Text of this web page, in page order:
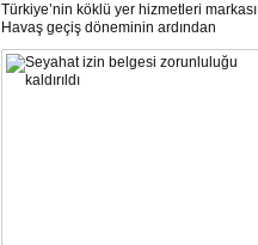
Türkiye’nin köklü yer hizmetleri markası
Havaş geçiş döneminin ardından
koronavirüse karşı tüm önlemleri alarak
tarifeli yolcu seferlerine hizmet vermeye
başladı.